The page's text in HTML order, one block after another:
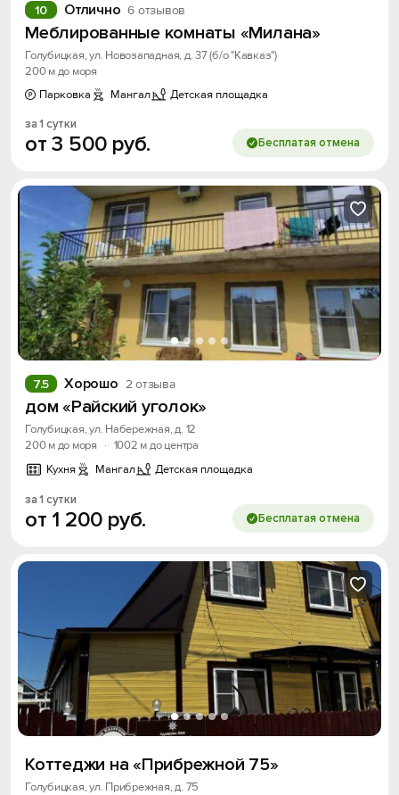
Отлично 6 отзывов
10
Меблированные комнаты «Милана»
Голубицкая, ул. Новозападная, д. 37 (б/о "Кавказ")
200 м до моря
Парковка
Мангал Детская площадка
за 1 сутки
от3 500 руб. Бесплатая отмена
Хорошо 2 отзыва
7.5
дом «Райский уголок»
Голубицкая, ул. Набережная, д. 12
200 м до моря
· 1002 м до центра
Кухня
Мангал Детская площадка
за 1 сутки
от 1 200 руб. Бесплатая отмена
Коттеджи на «Прибрежной 75»
Голубицкая, ул. Прибрежная, д. 75